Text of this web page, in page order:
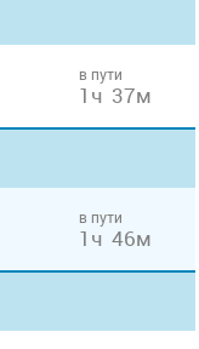
в пути
1ч 37м
в пути
1ч 46м